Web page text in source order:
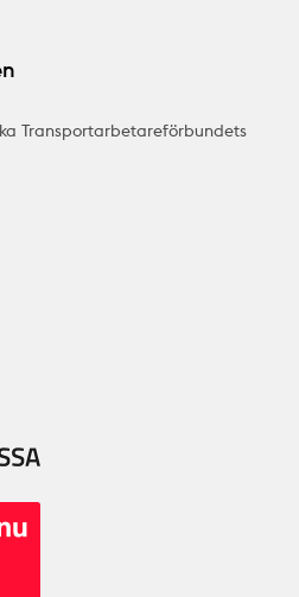
Transportarbetareförbundets